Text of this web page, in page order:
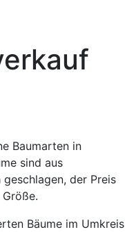
Baumarten in
sind aus
der Preis
Bäume im Umkreis